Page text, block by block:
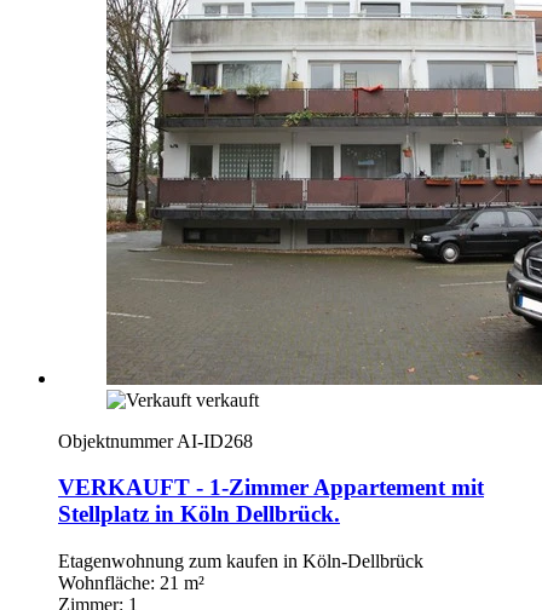
verkauft
Objektnummer AI-ID268
VERKAUFT - 1-Zimmer Appartement mit
Stellplatz in Köln Dellbrück.
Etagenwohnung zum kaufen in Köln-Dellbrück
Wohnfläche: 21 m²
Zimmer: 1